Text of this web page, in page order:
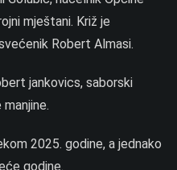
mještani. Križ je
Robert Almasi.
jankovics, saborski
2025. godine, a jednako
godine.